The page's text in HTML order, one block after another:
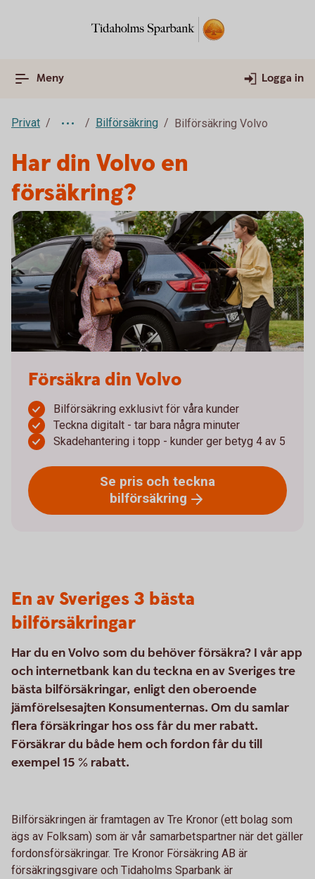
Meny Logga in
Privat Bilförsäkring Bilförsäkring Volvo
Har din Volvo en
försäkring?
Försäkra din Volvo
Bilförsäkring exklusivt för våra kunder
Teckna digitalt - tar bara några minuter
Skadehantering i topp - kunder ger betyg 4 av 5
Se pris och teckna
bilförsäkring
En av Sveriges 3 bästa
bilförsäkringar
Har du en Volvo som du behöver försäkra? I vår app
och internetbank kan du teckna en av Sveriges tre
bästa bilförsäkringar, enligt den oberoende
jämförelsesajten Konsumenternas. Om du samlar
flera försäkringar hos oss får du mer rabatt.
Försäkrar du både hem och fordon får du till
exempel 15 % rabatt.
Bilförsäkringen är framtagen av Tre Kronor (ett bolag som
ägs av Folksam) som är vår samarbetspartner när det gäller
fordonsförsäkringar. Tre Kronor Försäkring AB är
försäkringsgivare och Tidaholms Sparbank är